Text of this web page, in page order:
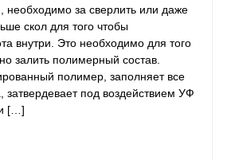
необходимо за сверлить или даже
скол для того чтобы
внутри. Это необходимо для того
залить полимерный состав.
полимер, заполняет все
затвердевает под воздействием УФ
[…]